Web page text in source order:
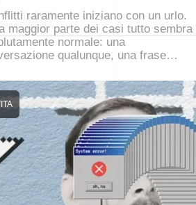
raramente iniziano con un urlo.
maggior parte dei casi tutto sembra
normale: una
qualunque, una frase…